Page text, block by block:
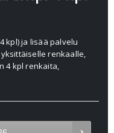
kpl) ja lisää palvelu
renkaalle,
4 kpl renkaita,